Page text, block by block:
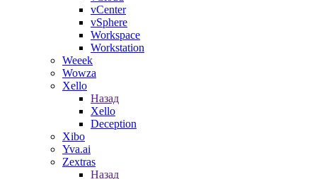
vCenter
vSphere
Workspace
Workstation
Weeek
Wowza
Xello
Назад
Xello
Deception
Xibo
Yva.ai
Zextras
Назад